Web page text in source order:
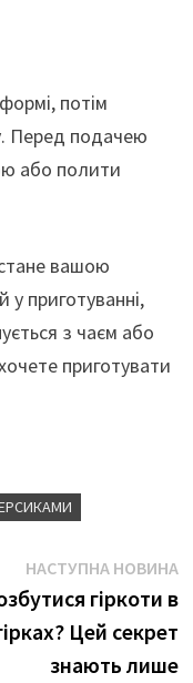
потім
Перед подачею
або полити
вашою
приготуванні,
з чаєм або
приготувати
НАСТУПНА НОВИНА
гіркоти в
Цей секрет
знають лише